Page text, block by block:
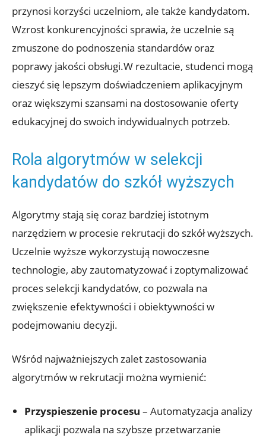
przynosi korzyści uczelniom, ale także kandydatom.
Wzrost konkurencyjności sprawia, że uczelnie są
zmuszone do podnoszenia standardów oraz
poprawy jakości obsługi.W rezultacie, studenci mogą
cieszyć się lepszym doświadczeniem aplikacyjnym
oraz większymi szansami na dostosowanie oferty
edukacyjnej do swoich indywidualnych potrzeb.
Rola algorytmów w selekcji
kandydatów do szkół wyższych
Algorytmy stają się coraz bardziej istotnym
narzędziem w procesie rekrutacji do szkół wyższych.
Uczelnie wyższe wykorzystują nowoczesne
technologie, aby zautomatyzować i zoptymalizować
proces selekcji kandydatów, co pozwala na
zwiększenie efektywności i obiektywności w
podejmowaniu decyzji.
Wśród najważniejszych zalet zastosowania
algorytmów w rekrutacji można wymienić:
Przyspieszenie procesu – Automatyzacja analizy
aplikacji pozwala na szybsze przetwarzanie